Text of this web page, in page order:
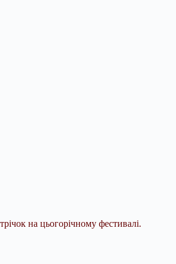
на цьогорічному фестивалі.